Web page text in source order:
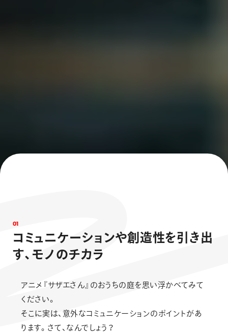
01
コ ミ ュ ニケーショ ンや創 造性を引 き 出
す、 モ ノ のチカラ
アニメ『サザエさん』のおうちの庭を思い浮かべてみて
ください。
そこに実は、意外なコミュニケーションのポイントがあ
ります。さて、なんでしょう？